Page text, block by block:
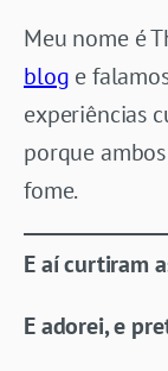
Meu nome é
blog e
experiências
porque
fome.
E aí curtiram
E adorei, e